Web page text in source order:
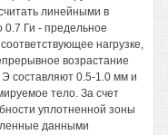
линейными в
0.7 Ги - предельное
нагрузке,
возрастание
Э составляют 0.5-1.0 мм и
тело. За счет
уплотненной зоны
данными